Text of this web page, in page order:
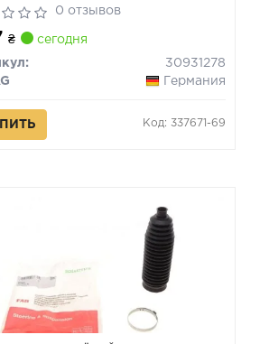
0 отзывов
₴ сегодня
30931278
Германия
Код: 337671-69